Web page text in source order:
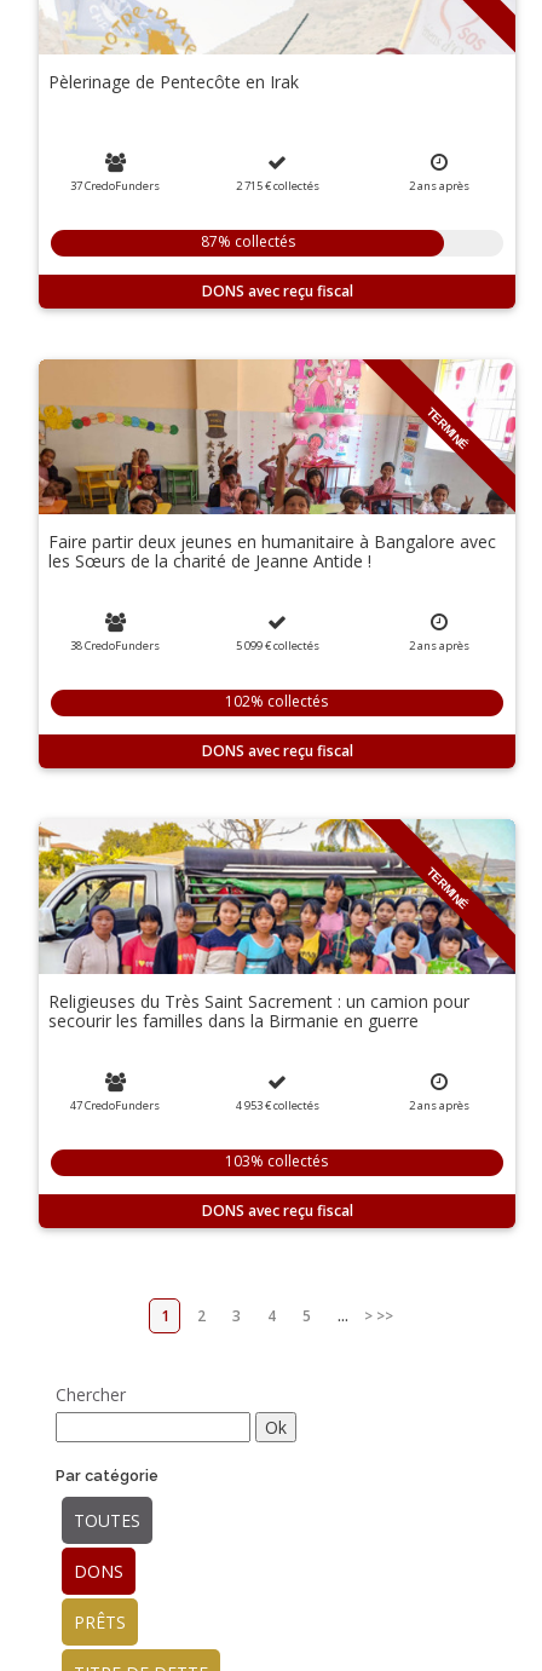
Pèlerinage de Pentecôte en Irak
37 CredoFunders 2 715 €collectés 2ansaprès
87% collectés
DONS
TERMINÉ
Faire partir deux jeunes en humanitaire à Bangalore avec
les Sœurs de la charité de Jeanne Antide !
38 CredoFunders 5 099 €collectés 2ansaprès
102% collectés
DONS
TERMINÉ
Religieuses du Très Saint Sacrement : un camion pour
secourir les familles dans la Birmanie en guerre
47 CredoFunders 4 953 €collectés 2ansaprès
103% collectés
DONS
1 2 3 4 5 ... > >>
Chercher
Par catégorie
TOUTES
DONS
PRÊTS